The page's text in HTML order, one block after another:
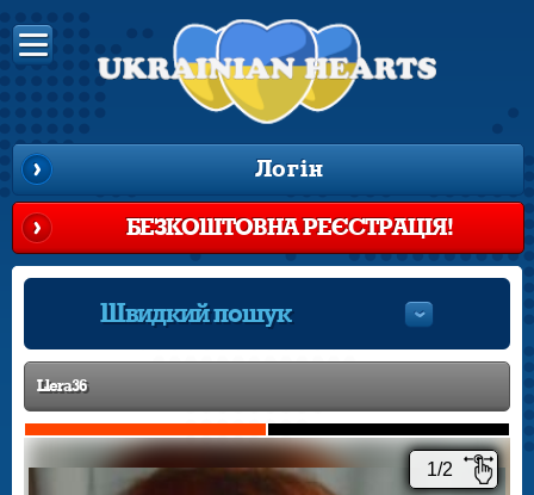
Логін
БЕЗКОШТОВНА РЕЄСТРАЦІЯ!
Швидкий пошук
Llera36
1/2